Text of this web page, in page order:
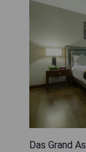
Das Grand